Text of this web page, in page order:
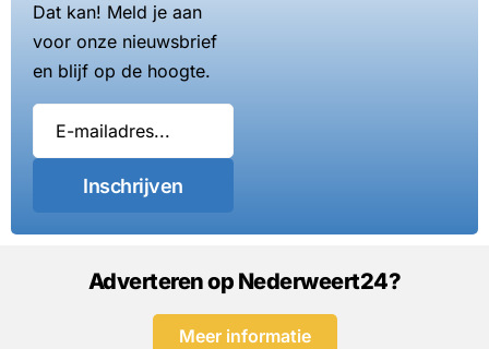
Dat kan! Meld je aan
voor onze nieuwsbrief
en blijf op de hoogte.
Inschrijven
Adverteren op Nederweert24?
Meer informatie